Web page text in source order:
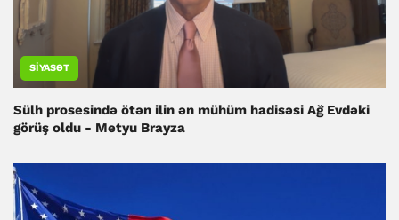
SIYASƏT
Sülh prosesində ötən ilin ən mühüm hadisəsi Ağ Evdəki
görüş oldu - Metyu Brayza